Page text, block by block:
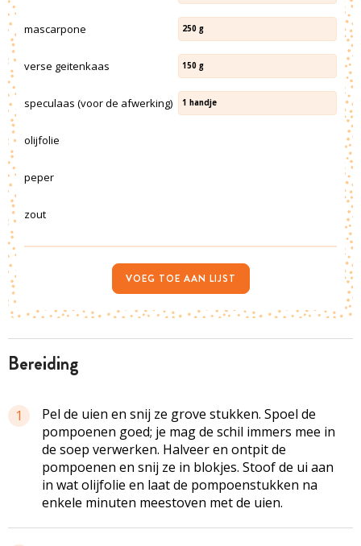
bereiding
1
Pel de uien en snij ze grove stukken. Spoel de
pompoenen goed; je mag de schil immers mee in
de soep verwerken. Halveer en ontpit de
pompoenen en snij ze in blokjes. Stoof de ui aan
in wat olijfolie en laat de pompoenstukken na
enkele minuten meestoven met de uien.
mascarpone 250 g
verse geitenkaas 150 g
speculaas (voor de afwerking) 1 handje
olijfolie
peper
zout
VOEG TOE AAN LIJST